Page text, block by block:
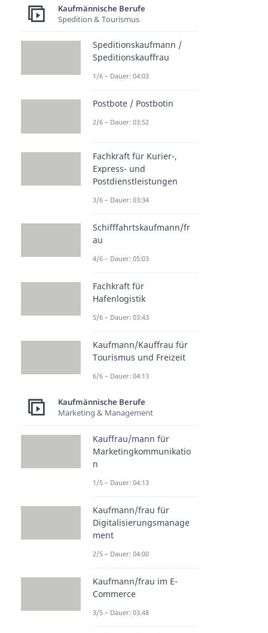
Kaufmännische Berufe
Spedition & Tourismus
Speditionskaufmann /
Speditionskauffrau
1/6 – Dauer: 04:03
Postbote / Postbotin
2/6 – Dauer: 03:52
Fachkraft für Kurier-,
Express- und
Postdienstleistungen
3/6 – Dauer: 03:34
Schifffahrtskaufmann/fr
au
4/6 – Dauer: 05:03
Fachkraft für
Hafenlogistik
5/6 – Dauer: 03:43
Kaufmann/Kauffrau für
Tourismus und Freizeit
6/6 – Dauer: 04:13
Kaufmännische Berufe
Marketing & Management
Kauffrau/mann für
Marketingkommunikatio
n
1/5 – Dauer: 04:13
Kaufmann/frau für
Digitalisierungsmanage
ment
2/5 – Dauer: 04:00
Kaufmann/frau im E-
Commerce
3/5 – Dauer: 03:48